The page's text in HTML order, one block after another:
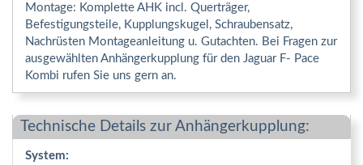
Montage: Komplette AHK incl. Querträger,
Befestigungsteile, Kupplungskugel, Schraubensatz,
Nachrüsten Montageanleitung u. Gutachten. Bei Fragen zur
ausgewählten Anhängerkupplung für den Jaguar F- Pace
Kombi rufen Sie uns gern an.
Technische Details zur Anhängerkupplung:
System: